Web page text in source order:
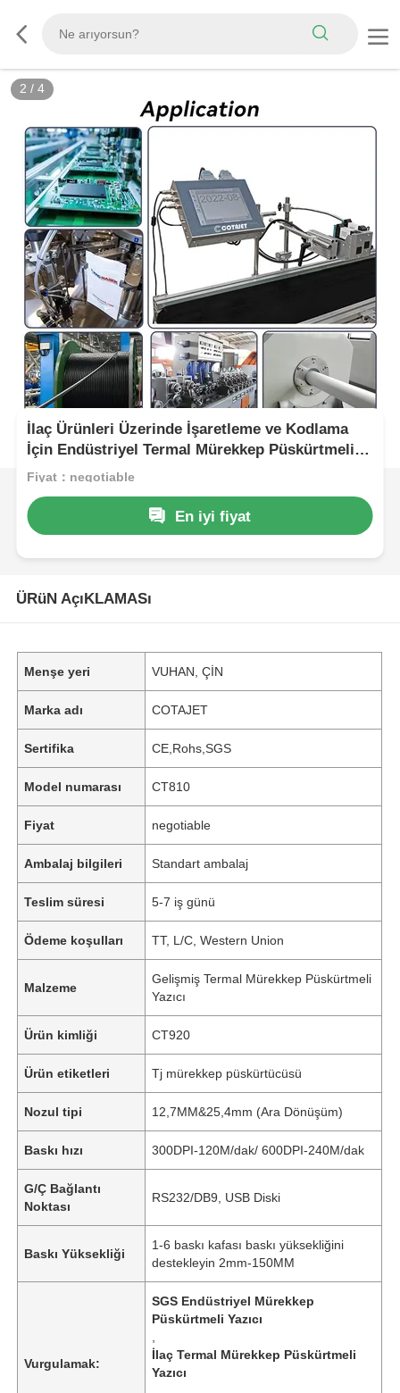
2 / 4
İlaç Ürünleri Üzerinde İşaretleme ve Kodlama
İçin Endüstriyel Termal Mürekkep Püskürtmeli
Yazıcı
Fiyat：negotiable
En iyi fiyat
ÜRüN AçıKLAMASı
Menşe yeri VUHAN, ÇİN
Marka adı COTAJET
Sertifika CE,Rohs,SGS
Model numarası CT810
Fiyat negotiable
Ambalaj bilgileri Standart ambalaj
Teslim süresi 5-7 iş günü
Ödeme koşulları TT, L/C, Western Union
Malzeme
Gelişmiş Termal Mürekkep Püskürtmeli
Yazıcı
Ürün kimliği CT920
Ürün etiketleri Tj mürekkep püskürtücüsü
Nozul tipi 12,7MM&25,4mm (Ara Dönüşüm)
Baskı hızı 300DPI-120M/dak/ 600DPI-240M/dak
G/Ç Bağlantı
Noktası
RS232/DB9, USB Diski
Baskı Yüksekliği
1-6 baskı kafası baskı yüksekliğini
destekleyin 2mm-150MM
Vurgulamak:
SGS Endüstriyel Mürekkep
Püskürtmeli Yazıcı
İlaç Termal Mürekkep Püskürtmeli
Yazıcı